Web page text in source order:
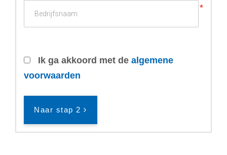
Ik ga akkoord met de algemene
voorwaarden
Naar stap 2